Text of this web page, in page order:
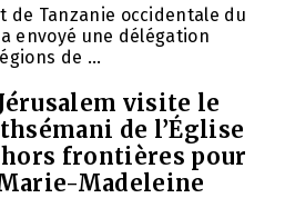
de Tanzanie occidentale du
envoyé une délégation
de ...
visite le
de l’Église
frontières pour
Madeleine